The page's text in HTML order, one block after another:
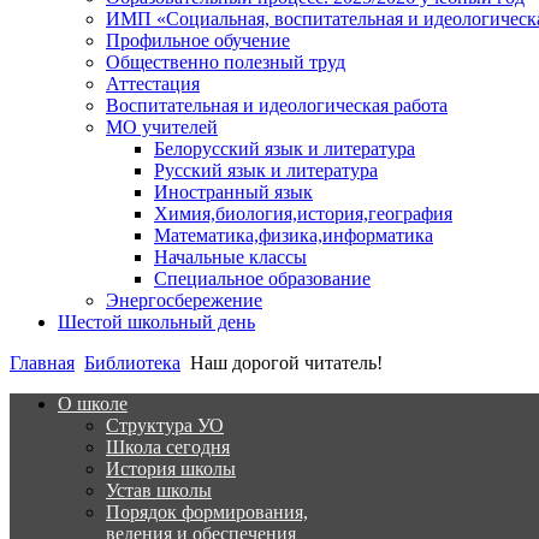
ИМП «Социальная, воспитательная и
Профильное обучение
Общественно полезный труд
Аттестация
Воспитательная и идеологическая работа
МО учителей
Белорусский язык и литература
Русский язык и литература
Иностранный язык
Химия,биология,история,география
Математика,физика,информатика
Начальные классы
Специальное образование
Энергосбережение
Шестой школьный день
Главная Библиотека Наш дорогой читатель!
О школе
Структура УО
Школа сегодня
История школы
Устав школы
Порядок формирования,
ведения и обеспечения